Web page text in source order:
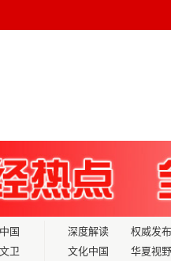
国
卫
深度解读
权威发布
文化中国
华夏视野